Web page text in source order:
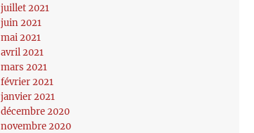
juillet 2021
juin 2021
mai 2021
avril 2021
mars 2021
février 2021
janvier 2021
décembre 2020
novembre 2020